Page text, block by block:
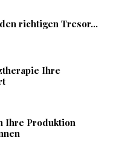
richtigen Tresor...
Ihre
Ihre Produktion